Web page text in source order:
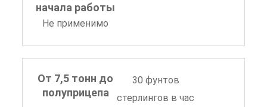
начала работы
Не применимо
От 7,5 тонн до
полуприцепа
30 фунтов
стерлингов в час